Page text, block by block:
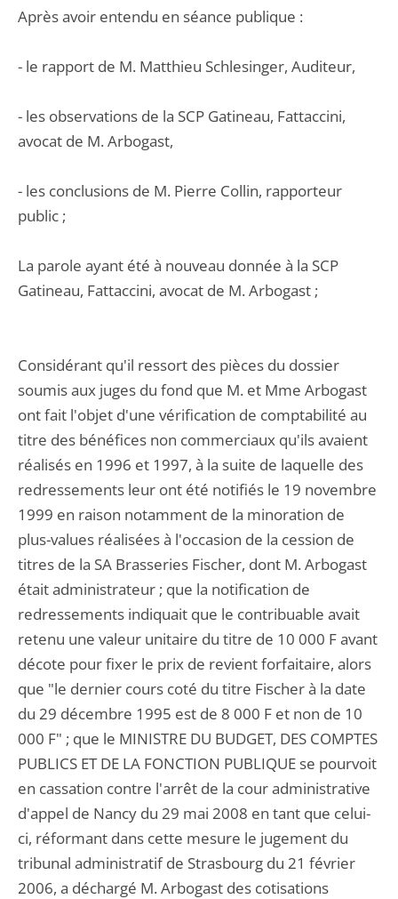
Après avoir entendu en séance publique :
- le rapport de M. Matthieu Schlesinger, Auditeur,
- les observations de la SCP Gatineau, Fattaccini,
avocat de M. Arbogast,
- les conclusions de M. Pierre Collin, rapporteur
public ;
La parole ayant été à nouveau donnée à la SCP
Gatineau, Fattaccini, avocat de M. Arbogast ;
Considérant qu'il ressort des pièces du dossier
soumis aux juges du fond que M. et Mme Arbogast
ont fait l'objet d'une vérification de comptabilité au
titre des bénéfices non commerciaux qu'ils avaient
réalisés en 1996 et 1997, à la suite de laquelle des
redressements leur ont été notifiés le 19 novembre
1999 en raison notamment de la minoration de
plus-values réalisées à l'occasion de la cession de
titres de la SA Brasseries Fischer, dont M. Arbogast
était administrateur ; que la notification de
redressements indiquait que le contribuable avait
retenu une valeur unitaire du titre de 10 000 F avant
décote pour fixer le prix de revient forfaitaire, alors
que "le dernier cours coté du titre Fischer à la date
du 29 décembre 1995 est de 8 000 F et non de 10
000 F" ; que le MINISTRE DU BUDGET, DES COMPTES
PUBLICS ET DE LA FONCTION PUBLIQUE se pourvoit
en cassation contre l'arrêt de la cour administrative
d'appel de Nancy du 29 mai 2008 en tant que celui-
ci, réformant dans cette mesure le jugement du
tribunal administratif de Strasbourg du 21 février
2006, a déchargé M. Arbogast des cotisations